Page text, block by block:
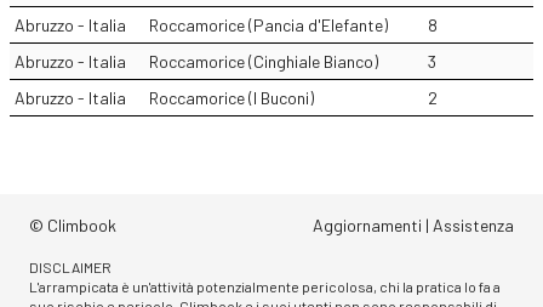
Abruzzo - Italia
Roccamorice (Pancia d'Elefante)
8
Abruzzo - Italia
Roccamorice (Cinghiale Bianco)
3
Abruzzo - Italia
Roccamorice (I Buconi) 2
© Climbook Aggiornamenti | Assistenza
DISCLAIMER
L'arrampicata è un'attività potenzialmente pericolosa, chi la pratica lo fa a